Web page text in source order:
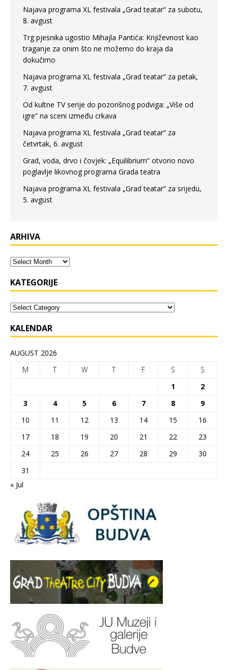
Najava programa XL festivala „Grad teatar“ za subotu,
8. avgust
Trg pjesnika ugostio Mihajla Pantića: Književnost kao
traganje za onim što ne možemo do kraja da
dokučimo
Najava programa XL festivala „Grad teatar“ za petak,
7. avgust
Od kultne TV serije do pozorišnog podviga: „Više od
igre” na sceni između crkava
Najava programa XL festivala „Grad teatar“ za
četvrtak, 6. avgust
Grad, voda, drvo i čovjek: „Equilibrium“ otvorio novo
poglavlje likovnog programa Grada teatra
Najava programa XL festivala „Grad teatar“ za srijedu,
5. avgust
ARHIVA
KATEGORIJE
KALENDAR
AUGUST 2026
M
T W T F S
S
1
2
3
4 5 6 7 8
9
10
11 12 13 14 15
16
17
18 19 20 21 22
23
24
25 26 27 28 29
30
31
« Jul